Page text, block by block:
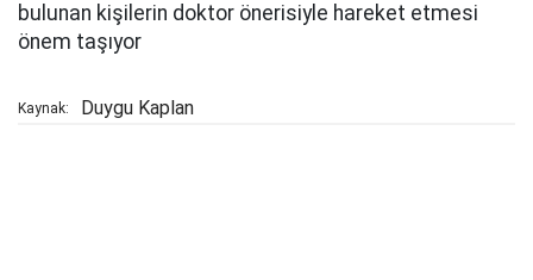
bulunan kişilerin doktor önerisiyle hareket etmesi
önem taşıyor
Kaynak: Duygu Kaplan